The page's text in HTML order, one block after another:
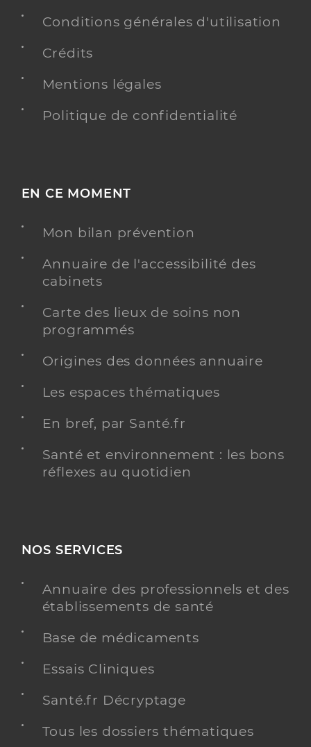
Conditions générales d'utilisation
Crédits
Mentions légales
Politique de confidentialité
EN CE MOMENT
Mon bilan prévention
Annuaire de l'accessibilité des
cabinets
Carte des lieux de soins non
programmés
Origines des données annuaire
Les espaces thématiques
En bref, par Santé.fr
Santé et environnement : les bons
réflexes au quotidien
NOS SERVICES
Annuaire des professionnels et des
établissements de santé
Base de médicaments
Essais Cliniques
Santé.fr Décryptage
Tous les dossiers thématiques